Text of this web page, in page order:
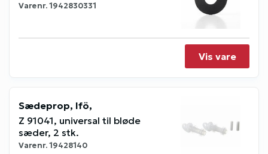
Varenr.1942830331
Vis vare
Sædeprop, Ifö,
Z 91041, universal til bløde
sæder, 2 stk.
Varenr.19428140